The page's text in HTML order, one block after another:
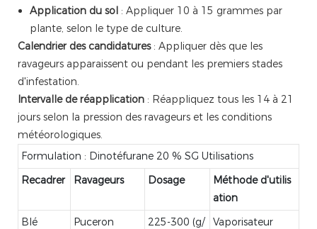
Application du sol : Appliquer 10 à 15 grammes par
plante, selon le type de culture.
Calendrier des candidatures : Appliquer dès que les
ravageurs apparaissent ou pendant les premiers stades
d'infestation.
Intervalle de réapplication : Réappliquez tous les 14 à 21
jours selon la pression des ravageurs et les conditions
météorologiques.
Formulation : Dinotéfurane 20 % SG Utilisations
Recadrer
Ravageurs Dosage
Méthode d'utilis
ation
Blé
Puceron
225-300 (g/
Vaporisateur